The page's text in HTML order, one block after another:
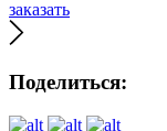
заказать
Поделиться: